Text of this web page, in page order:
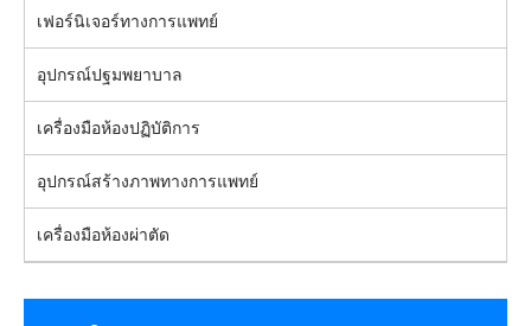
เฟอร์นิเจอร์ทางการแพทย์
อุปกรณ์ปฐมพยาบาล
เครื่องมือห้องปฏิบัติการ
อุปกรณ์สร้างภาพทางการแพทย์
เครื่องมือห้องผ่าตัด